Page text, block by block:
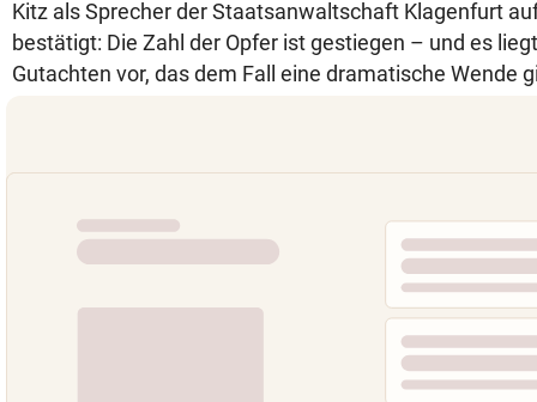
Kitz als Sprecher der Staatsanwaltschaft Klagenfurt
bestätigt: Die Zahl der Opfer ist gestiegen – und es
Gutachten vor, das dem Fall eine dramatische Wende